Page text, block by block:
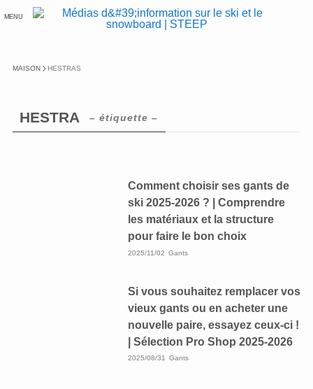
MENU
MAISON HESTRAS
HESTRA – étiquette –
Comment choisir ses gants de
ski 2025-2026 ? | Comprendre
les matériaux et la structure
pour faire le bon choix
2025/11/02 Gants
Si vous souhaitez remplacer vos
vieux gants ou en acheter une
nouvelle paire, essayez ceux-ci !
| Sélection Pro Shop 2025-2026
2025/08/31 Gants